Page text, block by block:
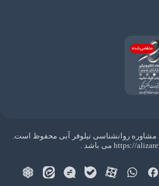
روانشناسی نیلوفر آبی محفوظ است.